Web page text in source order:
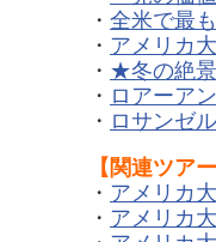
・ 全米で最
・ アメリカ
・ ★冬の絶
・ ロアーア
・ ロサンゼ
【 関連ツアー
・ アメリカ
・ アメリカ